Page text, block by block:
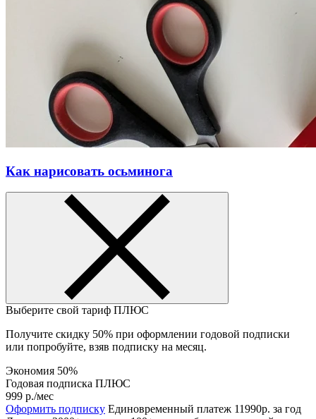
Как нарисовать осьминога
Выберите свой тариф ПЛЮС
Получите скидку 50% при оформлении годовой подписки
или попробуйте, взяв подписку на месяц.
Экономия 50%
Годовая подписка ПЛЮС
999 р./мес
Оформить подписку Единовременный платеж 11990р. за год